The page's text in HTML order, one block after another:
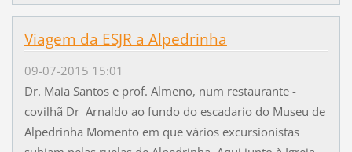
Viagem da ESJR a Alpedrinha
09-07-2015 15:01
Dr. Maia Santos e prof. Almeno, num restaurante -
covilhã Dr Arnaldo ao fundo do escadario do Museu de
Alpedrinha Momento em que vários excursionistas